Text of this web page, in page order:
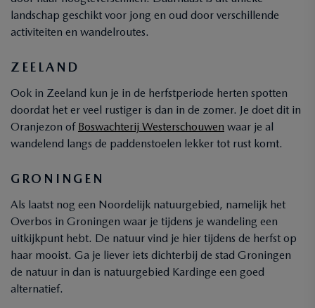
landschap geschikt voor jong en oud door verschillende
activiteiten en wandelroutes.
ZEELAND
Ook in Zeeland kun je in de herfstperiode herten spotten
doordat het er veel rustiger is dan in de zomer. Je doet dit in
Oranjezon of Boswachterij Westerschouwen waar je al
wandelend langs de paddenstoelen lekker tot rust komt.
GRONINGEN
Als laatst nog een Noordelijk natuurgebied, namelijk het
Overbos in Groningen waar je tijdens je wandeling een
uitkijkpunt hebt. De natuur vind je hier tijdens de herfst op
haar mooist. Ga je liever iets dichterbij de stad Groningen
de natuur in dan is natuurgebied Kardinge een goed
alternatief.